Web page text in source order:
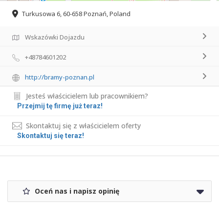
Turkusowa 6, 60-658 Poznań, Poland
Wskazówki Dojazdu
+48784601202
http://bramy-poznan.pl
Jesteś właścicielem lub pracownikiem?
Przejmij tę firmę już teraz!
Skontaktuj się z właścicielem oferty
Skontaktuj się teraz!
Oceń nas i napisz opinię